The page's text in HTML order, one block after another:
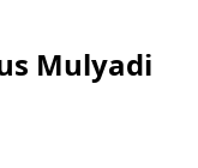
Mulyadi